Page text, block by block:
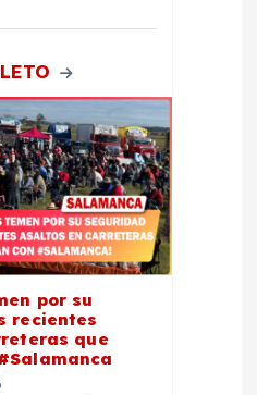
por su
recientes
que